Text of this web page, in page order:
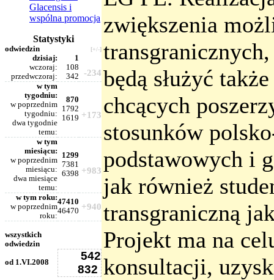
Glacensis i
wspólna promocja
Statystyki
odwiedzin [+/-]
dzisiaj:
wczoraj:
przedwczoraj:
1
108
342
-234
w tym
tygodniu:
w poprzednim
tygodniu:
dwa tygodnie
temu:
870
1792
1619 +173
w tym
miesiącu:
w poprzednim
miesiącu:
dwa miesiące
temu:
1299
7381
6398 +983
w tym roku:
w poprzednim
roku:
47410
46470 +940
wszystkich
odwiedzin
od 1.VI.2008
542
832
zwiększenia
będą służyć
chcących
stosunków
podstawowych i
jak również
transgraniczną
Projekt ma na
konsultacji,